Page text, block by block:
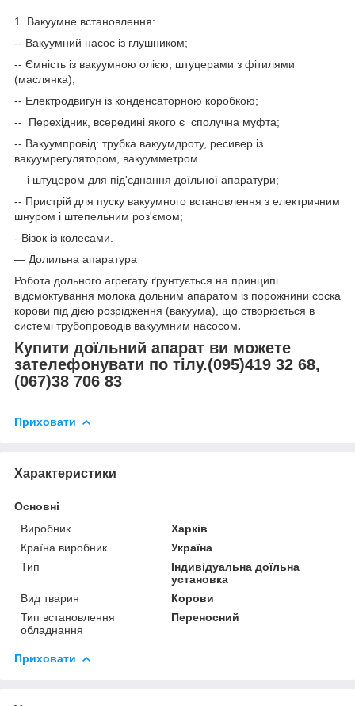
1. Вакуумне встановлення:
-- Вакуумний насос із глушником;
-- Ємність із вакуумною олією, штуцерами з фітилями
(маслянка);
-- Електродвигун із конденсаторною коробкою;
-- Перехідник, всередині якого є сполучна муфта;
-- Вакуумпровід: трубка вакуумдроту, ресивер із
вакуумрегулятором, вакуумметром
і штуцером для під'єднання доїльної апаратури;
-- Пристрій для пуску вакуумного встановлення з електричним
шнуром і штепельним роз'ємом;
- Візок із колесами.
— Долильна апаратура
Робота дольного агрегату ґрунтується на принципі
відсмоктування молока дольним апаратом із порожнини соска
корови під дією розрідження (вакуума), що створюється в
системі трубопроводів вакуумним насосом.
Купити доїльний апарат ви можете
зателефонувати по тілу.(095)419 32 68,
(067)38 706 83
Приховати
Характеристики
Основні
Виробник
Харків
Країна виробник
Україна
Тип
Індивідуальна доїльна
установка
Вид тварин
Корови
Тип встановлення
обладнання
Переносний
Приховати